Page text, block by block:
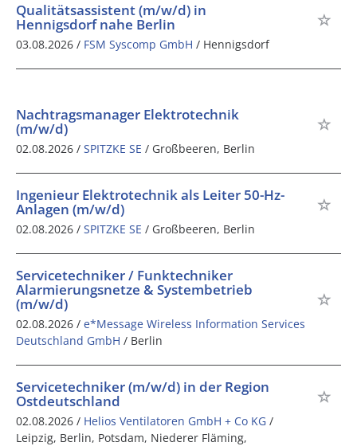
Qualitätsassistent (m/w/d) in
Hennigsdorf nahe Berlin
03.08.2026 / FSM Syscomp GmbH / Hennigsdorf
Nachtragsmanager Elektrotechnik
(m/w/d)
02.08.2026 / SPITZKE SE / Großbeeren, Berlin
Ingenieur Elektrotechnik als Leiter 50-Hz-
Anlagen (m/w/d)
02.08.2026 / SPITZKE SE / Großbeeren, Berlin
Servicetechniker / Funktechniker
Alarmierungsnetze & Systembetrieb
(m/w/d)
02.08.2026 / e*Message Wireless Information Services
Deutschland GmbH / Berlin
Servicetechniker (m/w/d) in der Region
Ostdeutschland
02.08.2026 / Helios Ventilatoren GmbH + Co KG /
Leipzig, Berlin, Potsdam, Niederer Fläming,